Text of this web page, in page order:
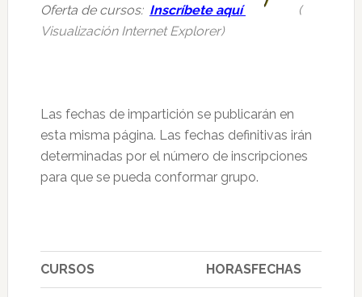
Oferta de cursos: Inscríbete aquí
(
Visualización Internet Explorer)
Las fechas de impartición se publicarán en
esta misma página. Las fechas definitivas irán
determinadas por el número de inscripciones
para que se pueda conformar grupo.
CURSOS HORASFECHAS